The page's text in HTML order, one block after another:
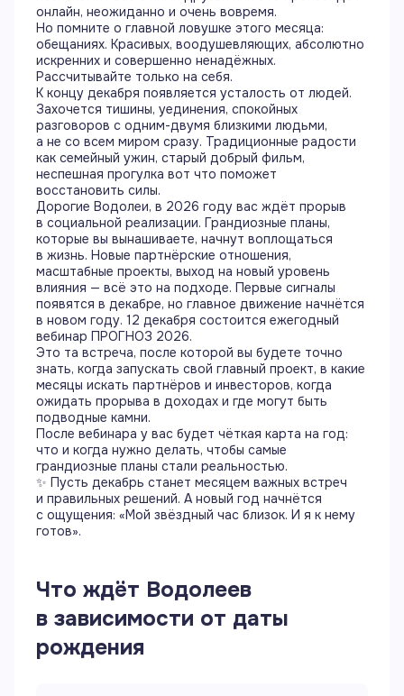
онлайн, неожиданно и очень вовремя.
Но помните о главной ловушке этого месяца:
обещаниях. Красивых, воодушевляющих, абсолютно
искренних и совершенно ненадёжных.
Рассчитывайте только на себя.
К концу декабря появляется усталость от людей.
Захочется тишины, уединения, спокойных
разговоров с одним-двумя близкими людьми,
а не со всем миром сразу. Традиционные радости
как семейный ужин, старый добрый фильм,
неспешная прогулка вот что поможет
восстановить силы.
Дорогие Водолеи, в 2026 году вас ждёт прорыв
в социальной реализации. Грандиозные планы,
которые вы вынашиваете, начнут воплощаться
в жизнь. Новые партнёрские отношения,
масштабные проекты, выход на новый уровень
влияния — всё это на подходе. Первые сигналы
появятся в декабре, но главное движение начнётся
в новом году. 12 декабря состоится ежегодный
вебинар ПРОГНОЗ 2026.
Это та встреча, после которой вы будете точно
знать, когда запускать свой главный проект, в какие
месяцы искать партнёров и инвесторов, когда
ожидать прорыва в доходах и где могут быть
подводные камни.
После вебинара у вас будет чёткая карта на год:
что и когда нужно делать, чтобы самые
грандиозные планы стали реальностью.
✨ Пусть декабрь станет месяцем важных встреч
и правильных решений. А новый год начнётся
с ощущения: «Мой звёздный час близок. И я к нему
готов».
Что ждёт Водолеев
в зависимости от даты
рождения